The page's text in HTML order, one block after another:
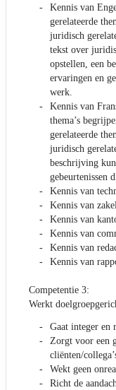
Kennis van
gerelateerde
juridisch
tekst over
opstellen, een
ervaringen en
werk.
Kennis van
thema’s
gerelateerde
juridisch
beschrijving
gebeurtenissen
Kennis van
Kennis van
Kennis van
Kennis van
Kennis van
Kennis van
Competentie 3:
Werkt
Gaat integer en
Zorgt voor een
cliënten/
Wekt geen
Richt de